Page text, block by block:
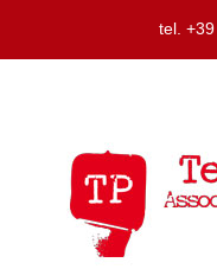
tel.